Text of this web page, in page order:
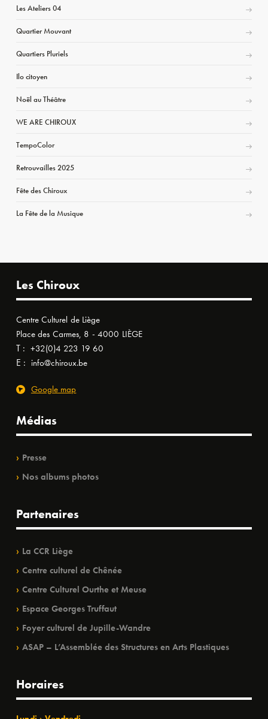
Les Ateliers 04
Quartier Mouvant
Quartiers Pluriels
Ilo citoyen
Noël au Théâtre
WE ARE CHIROUX
TempoColor
Retrouvailles 2025
Fête des Chiroux
La Fête de la Musique
Les Chiroux
Centre Culturel de Liège
Place des Carmes, 8 - 4000 LIÈGE
T : +32(0)4 223 19 60
E : info@chiroux.be
Google map
Médias
Presse
Nos albums photos
Partenaires
La CCR Liège
Centre culturel de Chênée
Centre Culturel Ourthe et Meuse
Espace Georges Truffaut
Foyer culturel de Jupille-Wandre
ASAP – L’Assemblée des Structures en Arts Plastiques
Horaires